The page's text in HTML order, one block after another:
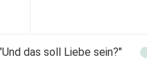
das soll Liebe sein?"